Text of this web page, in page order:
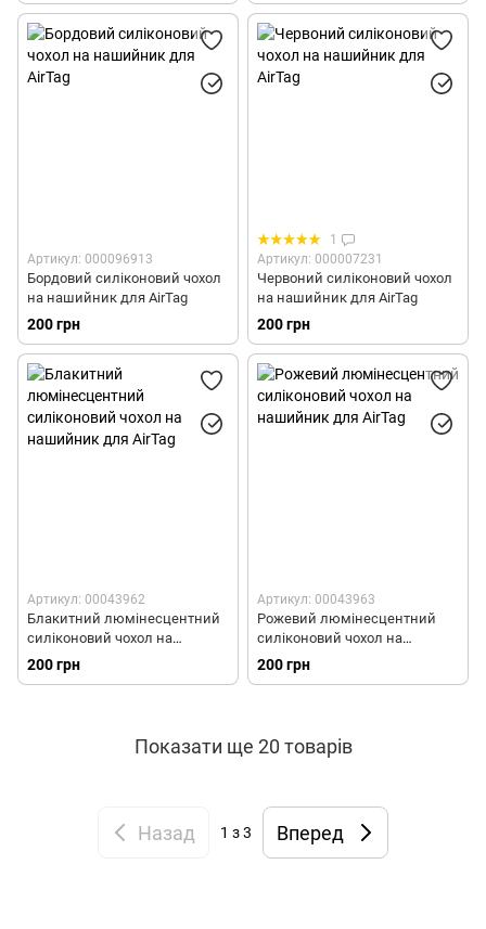
Артикул: 000096913
Бордовий силіконовий чохол
на нашийник для AirTag
200 грн
1
Артикул: 000007231
Червоний силіконовий чохол
на нашийник для AirTag
200 грн
Артикул: 00043962
Блакитний люмінесцентний
силіконовий чохол на
нашийник для AirTag
200 грн
Артикул: 00043963
Рожевий люмінесцентний
силіконовий чохол на
нашийник для AirTag
200 грн
Показати ще 20 товарів
Назад 1 з 3 Вперед